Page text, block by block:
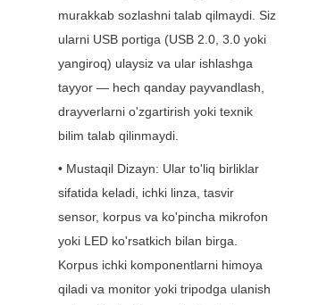
murakkab sozlashni talab qilmaydi. Siz
ularni USB portiga (USB 2.0, 3.0 yoki
yangiroq) ulaysiz va ular ishlashga
tayyor — hech qanday payvandlash,
drayverlarni o'zgartirish yoki texnik
bilim talab qilinmaydi.
• Mustaqil Dizayn: Ular to'liq birliklar
sifatida keladi, ichki linza, tasvir
sensor, korpus va ko'pincha mikrofon
yoki LED ko'rsatkich bilan birga.
Korpus ichki komponentlarni himoya
qiladi va monitor yoki tripodga ulanish